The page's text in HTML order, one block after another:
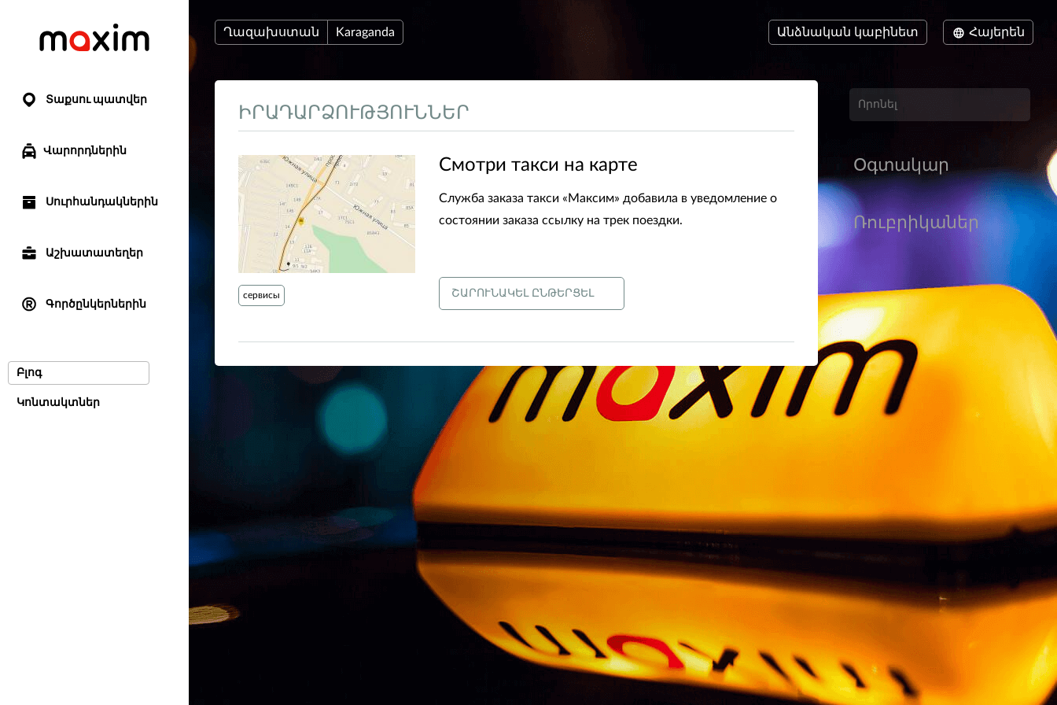
Տաքսու պատվեր
Վարորդներին
Սուրհանդակներին
Աշխատատեղեր
Գործընկերներին
Բլոգ
Կոնտակտներ
Ղազախստան Karaganda Անձնական կաբինետ Հայերեն
ԻՐԱԴԱՐՁՈՒԹՅՈՒՆՆԵՐ
сервисы
​Смотри такси на карте
Служба заказа такси «Максим» добавила в уведомление о
состоянии заказа ссылку на трек поездки.
ՇԱՐՈՒՆԱԿԵԼ ԸՆԹԵՐՑԵԼ
Օգտակար
Ռուբրիկաներ